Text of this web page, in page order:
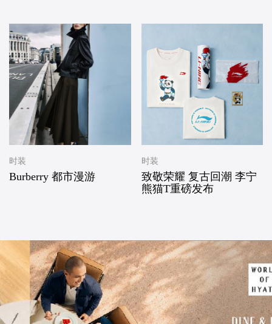
时装
Burberry 都市漫游
时装
致敬荣耀 复古回潮 李宁
熊猫T重磅发布